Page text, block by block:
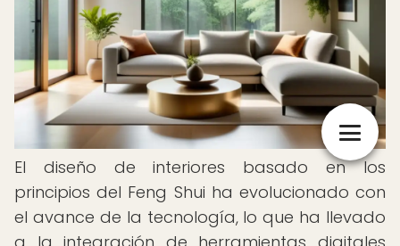
El diseño de interiores basado en los
principios del Feng Shui ha evolucionado con
el avance de la tecnología, lo que ha llevado